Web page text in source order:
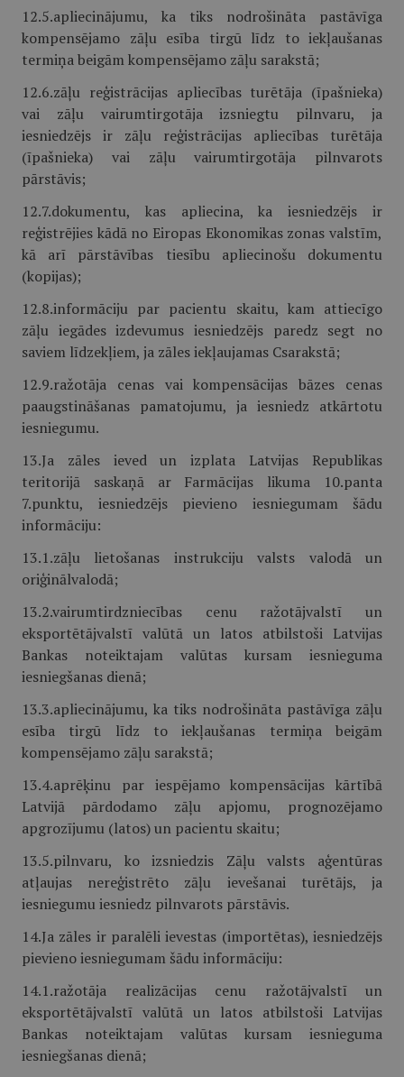
12.5.apliecinājumu, ka tiks nodrošināta pastāvīga
kompensējamo zāļu esība tirgū līdz to iekļaušanas
termiņa beigām kompensējamo zāļu sarakstā;
12.6.zāļu reģistrācijas apliecības turētāja (īpašnieka)
vai zāļu vairumtirgotāja izsniegtu pilnvaru, ja
iesniedzējs ir zāļu reģistrācijas apliecības turētāja
(īpašnieka) vai zāļu vairumtirgotāja pilnvarots
pārstāvis;
12.7.dokumentu, kas apliecina, ka iesniedzējs ir
reģistrējies kādā no Eiropas Ekonomikas zonas valstīm,
kā arī pārstāvības tiesību apliecinošu dokumentu
(kopijas);
12.8.informāciju par pacientu skaitu, kam attiecīgo
zāļu iegādes izdevumus iesniedzējs paredz segt no
saviem līdzekļiem, ja zāles iekļaujamas Csarakstā;
12.9.ražotāja cenas vai kompensācijas bāzes cenas
paaugstināšanas pamatojumu, ja iesniedz atkārtotu
iesniegumu.
13.Ja zāles ieved un izplata Latvijas Republikas
teritorijā saskaņā ar Farmācijas likuma 10.panta
7.punktu, iesniedzējs pievieno iesniegumam šādu
informāciju:
13.1.zāļu lietošanas instrukciju valsts valodā un
oriģinālvalodā;
13.2.vairumtirdzniecības cenu ražotājvalstī un
eksportētājvalstī valūtā un latos atbilstoši Latvijas
Bankas noteiktajam valūtas kursam iesnieguma
iesniegšanas dienā;
13.3.apliecinājumu, ka tiks nodrošināta pastāvīga zāļu
esība tirgū līdz to iekļaušanas termiņa beigām
kompensējamo zāļu sarakstā;
13.4.aprēķinu par iespējamo kompensācijas kārtībā
Latvijā pārdodamo zāļu apjomu, prognozējamo
apgrozījumu (latos) un pacientu skaitu;
13.5.pilnvaru, ko izsniedzis Zāļu valsts aģentūras
atļaujas nereģistrēto zāļu ievešanai turētājs, ja
iesniegumu iesniedz pilnvarots pārstāvis.
14.Ja zāles ir paralēli ievestas (importētas), iesniedzējs
pievieno iesniegu­mam šādu informāciju:
14.1.ražotāja realizācijas cenu ražotājvalstī un
eksportētājvalstī valūtā un latos atbilstoši Latvijas
Bankas noteiktajam valūtas kursam iesnieguma
iesniegšanas dienā;